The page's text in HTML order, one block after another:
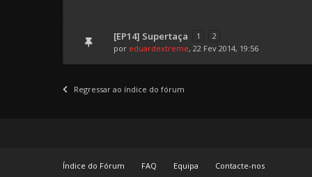
[EP14] Supertaça 1
2
por eduardextreme, 22 Fev 2014, 19:56
Regressar ao índice do fórum
Índice do Fórum FAQ Equipa Contacte-nos